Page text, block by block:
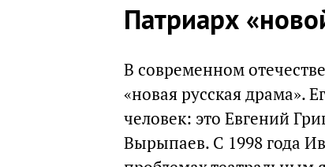
Патриарх
В современном
«новая русская драма».
человек: это Евгений
Вырыпаев. C 1998 года